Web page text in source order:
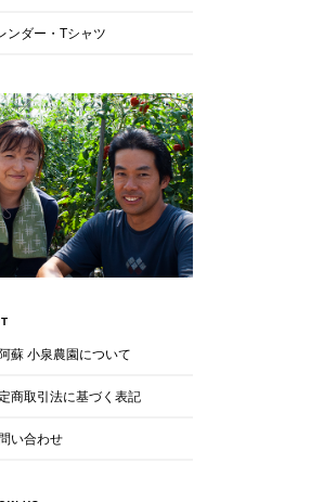
ンダー・Tシャツ
蘇 小泉農園について
商取引法に基づく表記
い合わせ